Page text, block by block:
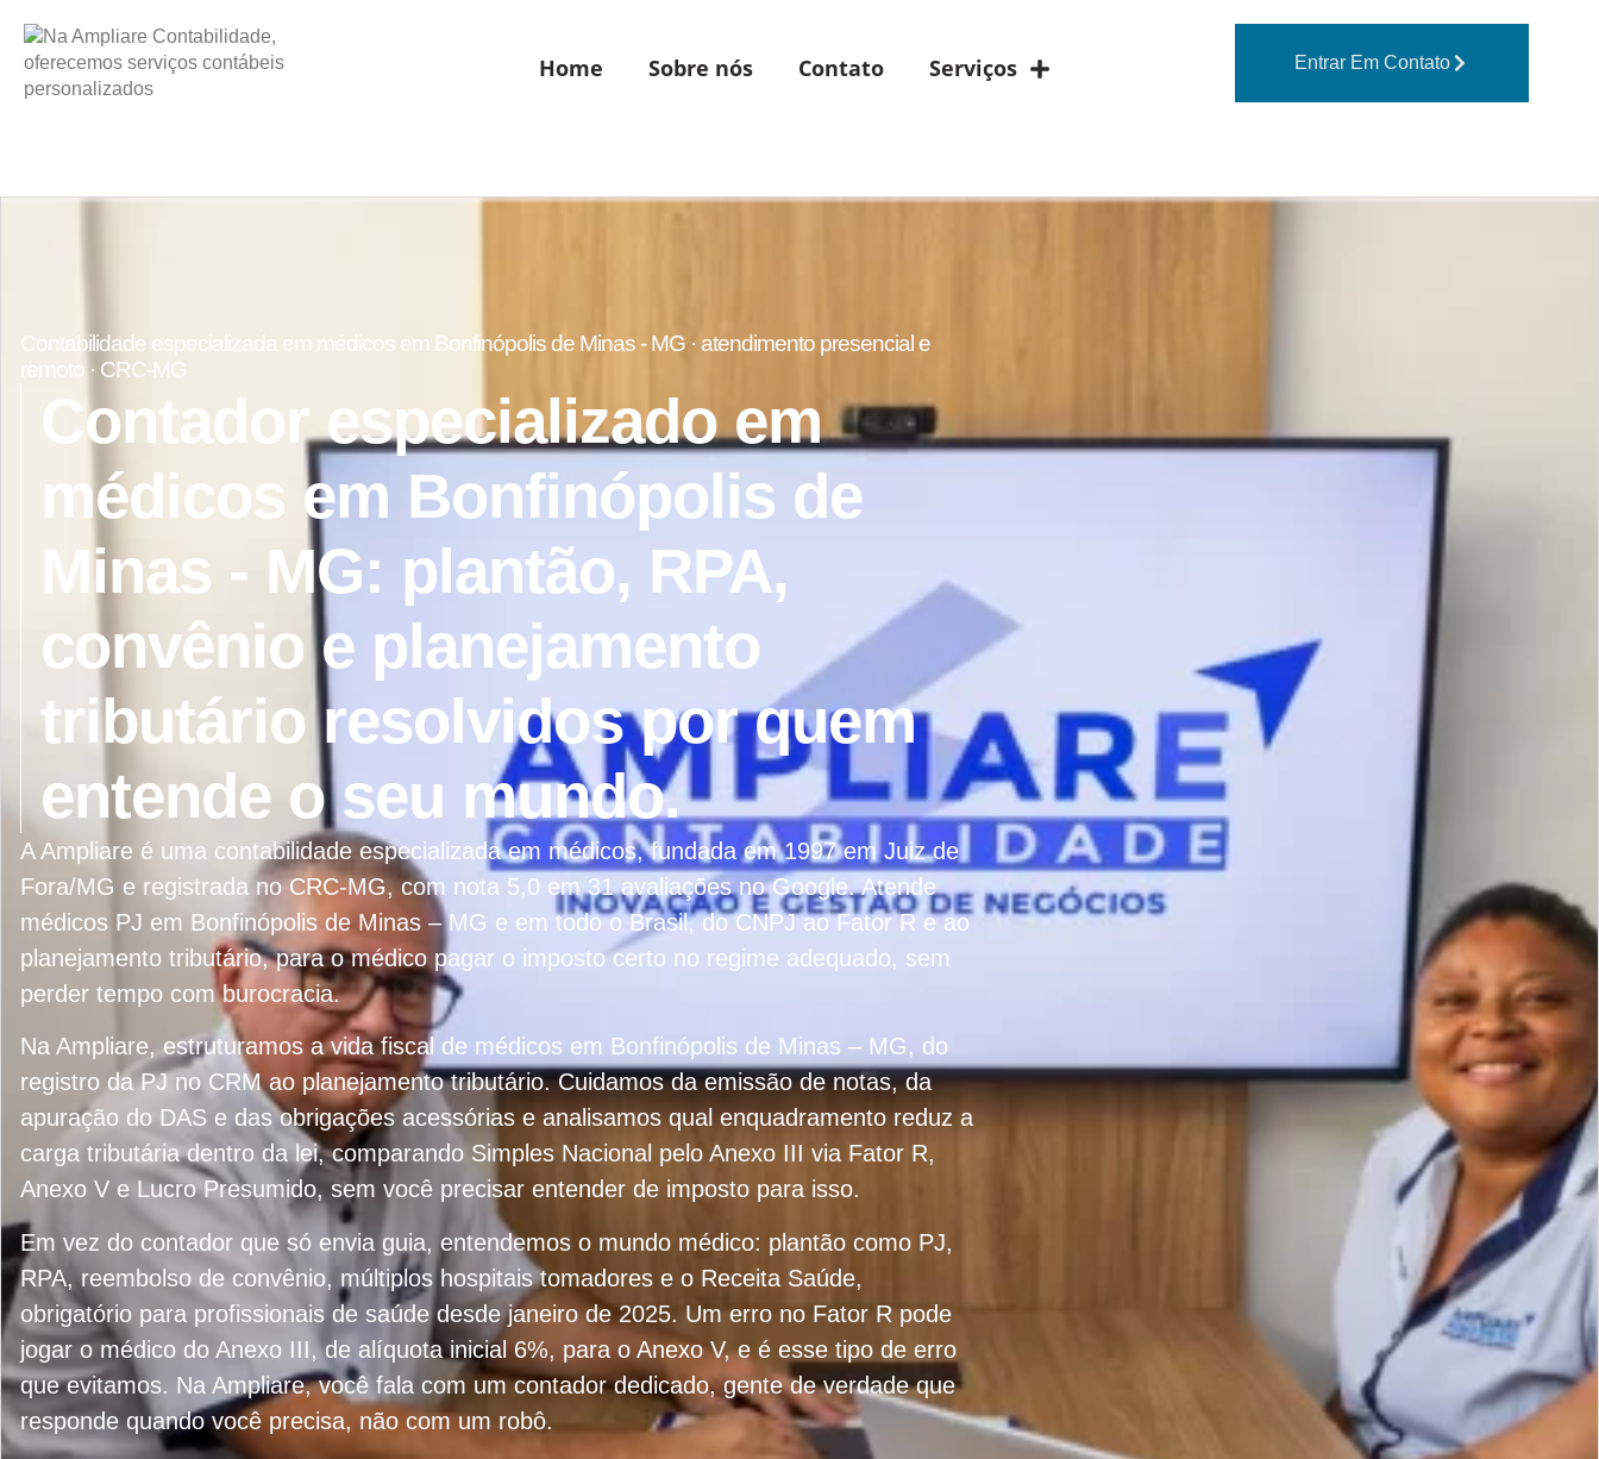
Home Sobre nós Contato Serviços Entrar Em Contato
Contabilidade especializada em médicos em Bonfinópolis de Minas - MG · atendimento presencial e
remoto · CRC-MG
Contador especializado em
médicos em Bonfinópolis de
Minas - MG: plantão, RPA,
convênio e planejamento
tributário resolvidos por quem
entende o seu mundo.
A Ampliare é uma contabilidade especializada em médicos, fundada em 1997 em Juiz de
Fora/MG e registrada no CRC-MG, com nota 5,0 em 31 avaliações no Google. Atende
médicos PJ em Bonfinópolis de Minas – MG e em todo o Brasil, do CNPJ ao Fator R e ao
planejamento tributário, para o médico pagar o imposto certo no regime adequado, sem
perder tempo com burocracia.
Na Ampliare, estruturamos a vida fiscal de médicos em Bonfinópolis de Minas – MG, do
registro da PJ no CRM ao planejamento tributário. Cuidamos da emissão de notas, da
apuração do DAS e das obrigações acessórias e analisamos qual enquadramento reduz a
carga tributária dentro da lei, comparando Simples Nacional pelo Anexo III via Fator R,
Anexo V e Lucro Presumido, sem você precisar entender de imposto para isso.
Em vez do contador que só envia guia, entendemos o mundo médico: plantão como PJ,
RPA, reembolso de convênio, múltiplos hospitais tomadores e o Receita Saúde,
obrigatório para profissionais de saúde desde janeiro de 2025. Um erro no Fator R pode
jogar o médico do Anexo III, de alíquota inicial 6%, para o Anexo V, e é esse tipo de erro
que evitamos. Na Ampliare, você fala com um contador dedicado, gente de verdade que
responde quando você precisa, não com um robô.